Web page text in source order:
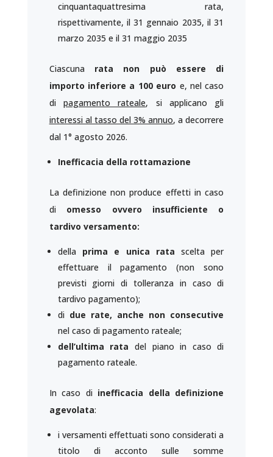
cinquantaquattresima rata,
rispettivamente, il 31 gennaio 2035, il 31
marzo 2035 e il 31 maggio 2035
Ciascuna rata non può essere di
importo inferiore a 100 euro e, nel caso
di pagamento rateale, si applicano gli
interessi al tasso del 3% annuo, a decorrere
dal 1° agosto 2026.
Inefficacia della rottamazione
La definizione non produce effetti in caso
di omesso ovvero insufficiente o
tardivo versamento:
della prima e unica rata scelta per
effettuare il pagamento (non sono
previsti giorni di tolleranza in caso di
tardivo pagamento);
di due rate, anche non consecutive
nel caso di pagamento rateale;
dell’ultima rata del piano in caso di
pagamento rateale.
In caso di inefficacia della definizione
agevolata:
i versamenti effettuati sono considerati a
titolo di acconto sulle somme